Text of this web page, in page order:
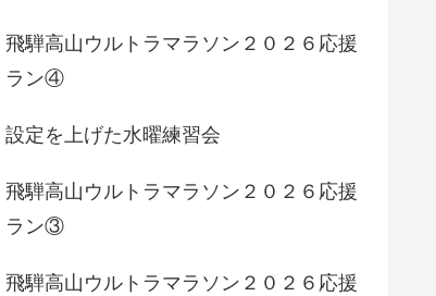
飛騨高山ウルトラマラソン２０２６応援
ラン④
設定を上げた水曜練習会
飛騨高山ウルトラマラソン２０２６応援
ラン③
飛騨高山ウルトラマラソン２０２６応援